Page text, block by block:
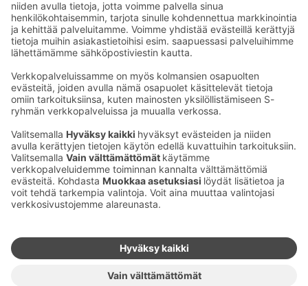
kesällä 2027.
Ota yhteyttä
Hotellien yhteystiedot
Asiakaspalvelun yhteystiedot›
Palaute
Anna palautetta
Sokos Hotels uutiskirje
Tilaa uutiskirje
Saat Sokos Hotellien uusimmat
edut ja uutiset sähköpostiisi
kuukausittain.
Palkinnot ja sertifikaatit
Sokos Hotels somessa
Sokos Hotels
Facebookissa
Sokos Hotels
Sokos
Hotels
Sokos
Hotels